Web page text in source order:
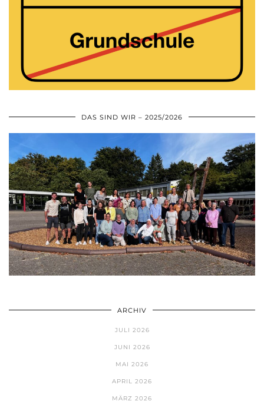
DAS SIND WIR – 2025/2026
ARCHIV
JULI 2026
JUNI 2026
MAI 2026
APRIL 2026
MÄRZ 2026